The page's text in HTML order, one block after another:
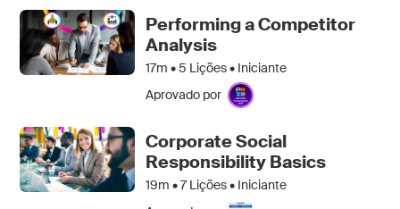
Performing a Competitor
Analysis
17m •5 Lições • Iniciante
Aprovado por
Corporate Social
Responsibility Basics
19m •7Lições • Iniciante